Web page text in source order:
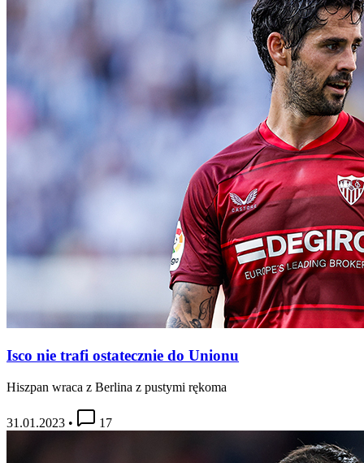
Isco nie trafi ostatecznie do Unionu
Hiszpan wraca z Berlina z pustymi rękoma
31.01.2023 • 17